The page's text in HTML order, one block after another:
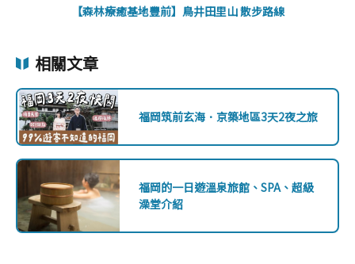
【森林療癒基地豐前】鳥井田里山 散步路線
相關文章
福岡筑前玄海．京築地區3天2夜之旅
福岡的一日遊溫泉旅館、SPA、超級
澡堂介紹